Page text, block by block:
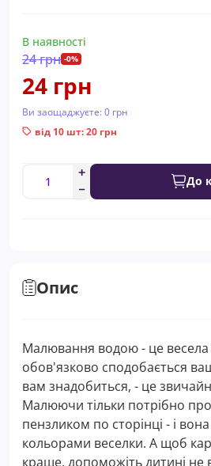
В наявності
24 грн -0%
24 грн
Ви заощаджуєте:0 грн
від 10 шт: 20 грн
До
Опис
Малювання водою - це весела
обов'язково сподобається
вам знадобиться, - це
Малюючи тільки потрібно
пензликом по сторінці - і
кольорами веселки. А щоб
краще, допоможіть дитині не